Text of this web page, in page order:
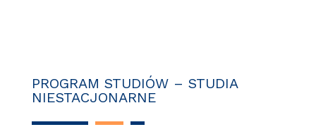
PROGRAM STUDIÓW – STUDIA
NIESTACJONARNE